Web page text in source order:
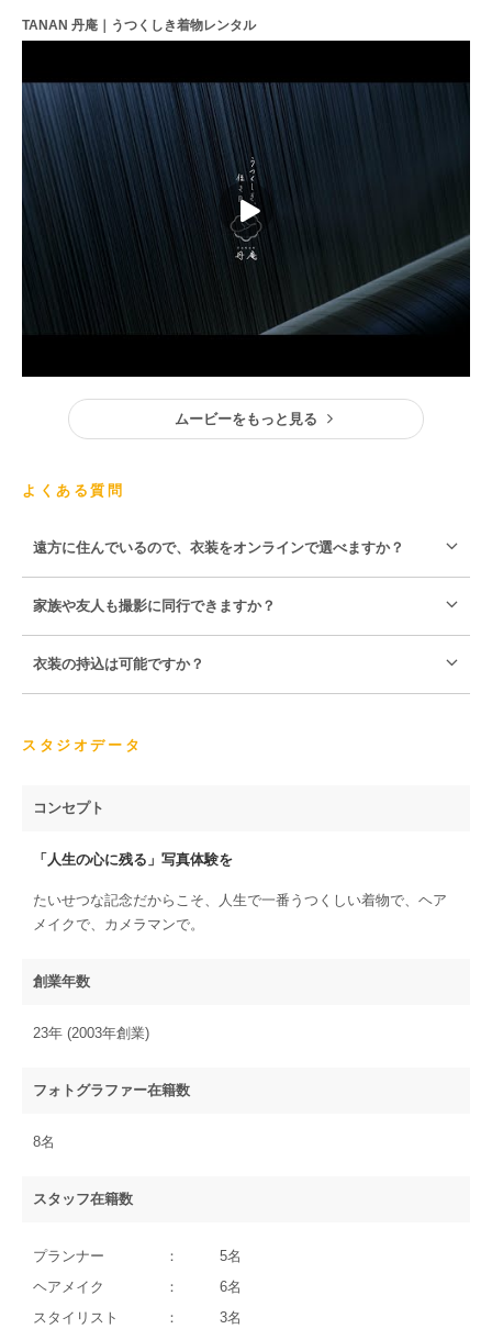
TANAN 丹庵｜うつくしき着物レンタル
ムービーをもっと見る
よくある質問
遠方に住んでいるので、衣装をオンラインで選べますか？
家族や友人も撮影に同行できますか？
衣装の持込は可能ですか？
スタジオデータ
コンセプト
「人生の心に残る」写真体験を
たいせつな記念だからこそ、人生で一番うつくしい着物で、ヘア
メイクで、カメラマンで。
創業年数
23年 (2003年創業)
フォトグラファー在籍数
8名
スタッフ在籍数
プランナー
5名
ヘアメイク
6名
スタイリスト
3名